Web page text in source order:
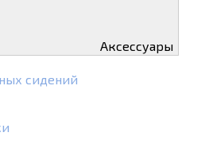
Аксессуары
сидений